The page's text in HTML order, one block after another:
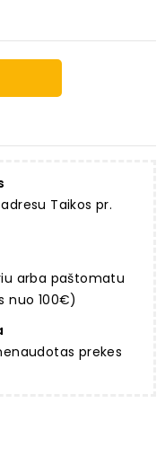
Taikos pr.
arba paštomatu
nuo 100€)
prekes